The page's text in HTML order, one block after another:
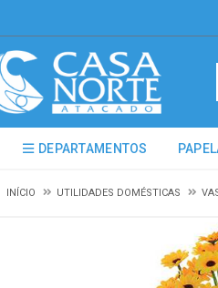
DEPARTAMENTOS
INÍCIO UTILIDADES DOMÉSTICAS